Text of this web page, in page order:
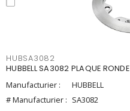
HUBSA3082
HUBBELL SA3082 PLAQUE
Manufacturier :
HUBBELL
# Manufacturier : SA3082